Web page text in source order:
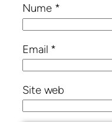
Nume *
Email *
Site web